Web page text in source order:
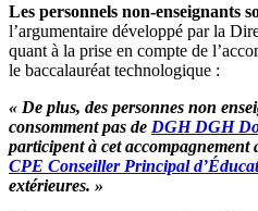
Les personnels non-enseignants
l’argumentaire développé par la
quant à la prise en compte de
le baccalauréat technologique :
« De plus, des personnes non
consomment pas de DGH DGH
participent à cet
CPE Conseiller Principal
extérieures. »